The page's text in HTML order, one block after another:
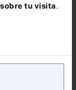
tu visita.
en
publicitarios,